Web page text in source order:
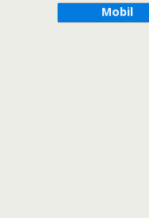
Mobil